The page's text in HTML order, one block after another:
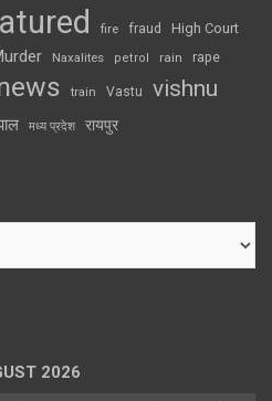
fire fraud High Court
Naxalites petrol rain rape
train Vastu vishnu
मध्य प्रदेश रायपुर
2026